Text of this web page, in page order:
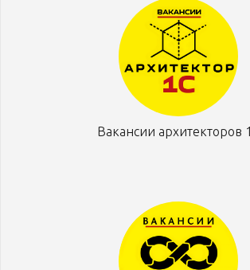
Вакансии архитекторов